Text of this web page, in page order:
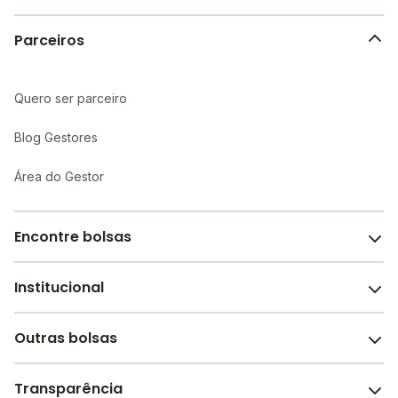
Parceiros
Quero ser parceiro
Blog Gestores
Área do Gestor
Encontre bolsas
Melhores escolas de São Paulo
Escolas por cidade e bairro
Institucional
Sobre o Melhor Escola
Revista Melhor Escola
Outras bolsas
Transparência